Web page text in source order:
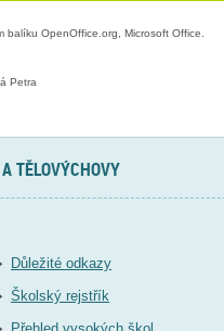
OpenOffice.org, Microsoft Office.
Petra
TĚLOVÝCHOVY
Důležité odkazy
Školský rejstřík